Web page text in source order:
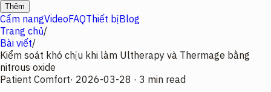
Thêm
Cẩm nangVideoFAQThiết bịBlog
Trang chủ/
Bài viết/
Kiểm soát khó chịu khi làm Ultherapy và Thermage bằng
nitrous oxide
Patient Comfort· 2026-03-28 · 3 min read